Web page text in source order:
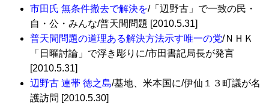
市田氏 無条件撤去で解決を/「辺野古」で一致の民・
自・公・みんな/普天間問題 [2010.5.31]
普天間問題の道理ある解決方法示す唯一の党/ＮＨＫ
「日曜討論」で浮き彫りに/市田書記局長が発言
[2010.5.31]
辺野古 連帯 徳之島/基地、米本国に/伊仙１３町議が名
護訪問 [2010.5.30]